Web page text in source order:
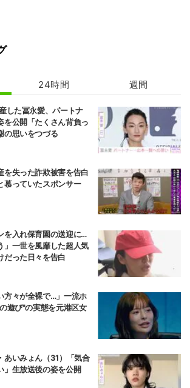
24時間 週間
した冨永愛、パートナ
を公開「たくさん背負っ
の思いをつづる
を失った詐欺被害を告白
慕っていたスポンサー
を入れ保育園の送迎に…
」一世を風靡した超人気
だった日々を告白
方々が全裸で…」一流ホ
遊び"の実態を元港区女
あいみょん（31）「気合
」生放送後の姿を公開